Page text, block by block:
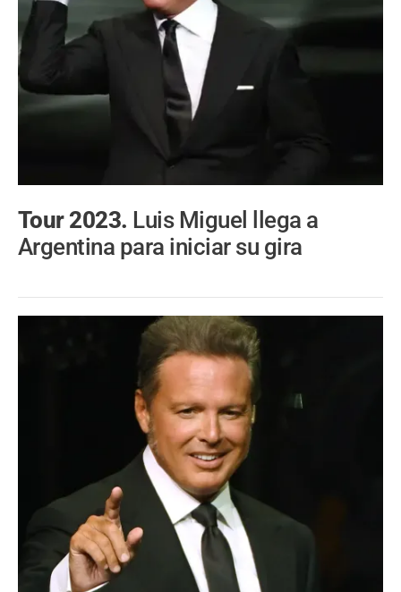
Tour 2023. Luis Miguel llega a
Argentina para iniciar su gira